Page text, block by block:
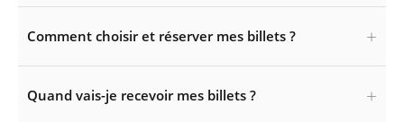
Comment choisir et réserver mes billets ?
Quand vais-je recevoir mes billets ?